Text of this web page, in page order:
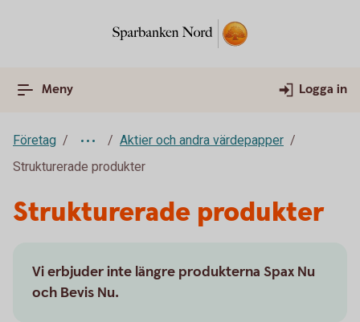
Meny Logga in
Företag
Aktier och andra värdepapper
Strukturerade produkter
Strukturerade produkter
Vi erbjuder inte längre produkterna Spax Nu
och Bevis Nu.